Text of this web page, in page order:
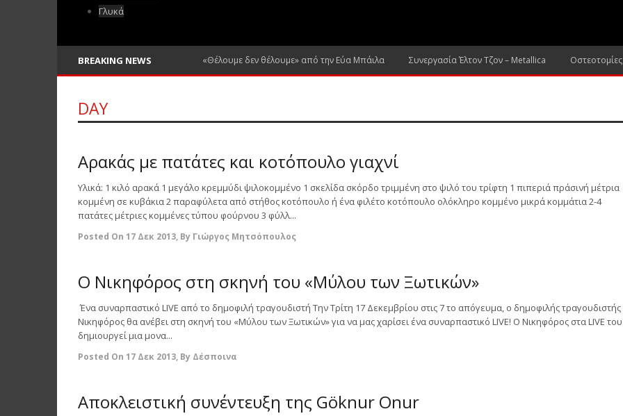
Γλυκά
BREAKING NEWS «Θέλουμε δεν θέλουμε» από την Εύα Μπάιλα Συνεργασία Έλτον Τζον – Metallica
DAY
Αρακάς με πατάτες και κοτόπουλο γιαχνί
Υλικά: 1 κιλό αρακά 1 μεγάλο κρεμμύδι ψιλοκομμένο 1 σκελίδα σκόρδο τριμμένη στο ψιλό του τρίφτη 1 πιπεριά πράσινή μέτρια
κομμένη σε κυβάκια 2 παραφύλετα από στήθος κοτόπουλο ή ένα φιλέτο κοτόπουλο ολόκληρο κομμένο μικρά κομμάτια 2-4
πατάτες μέτριες κομμένες τύπου φούρνου 3 φύλλ...
Posted On 17 Δεκ 2013, By Γιώργος Μητσόπουλος
Ο Νικηφόρος στη σκηνή του «Μύλου των Ξωτικών»
Ένα συναρπαστικό LIVE από το δημοφιλή τραγουδιστή Την Τρίτη 17 Δεκεμβρίου στις 7 το απόγευμα, ο δημοφιλής τραγουδιστής
Νικηφόρος θα ανέβει στη σκηνή του «Μύλου των Ξωτικών» για να μας χαρίσει ένα συναρπαστικό LIVE! Ο Νικηφόρος στα LIVE του
δημιουργεί μια μονα...
Posted On 17 Δεκ 2013, By Δέσποινα
Αποκλειστική συνέντευξη της Göknur Onur